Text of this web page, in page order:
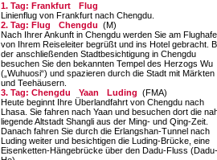
1. Tag: Frankfurt
Flug
Linienflug von Frankfurt nach Chengdu.
2. Tag: Flug
Chengdu (M)
Nach Ihrer Ankunft in Chengdu werden Sie am
von Ihrem Reiseleiter begrüßt und ins Hotel gebracht.
der anschließenden Stadt­besichtigung in Chengdu
besuchen Sie den bekannten Tempel des Herzogs Wu
(„Wuhuosi“) und spazieren durch die Stadt mit Märkten
und Teehäusern.
3. Tag: Chengdu
Yaan Luding (FMA)
Heute beginnt Ihre Überlandfahrt von Chengdu nach
Lhasa. Sie fahren nach Yaan und besuchen dort die
liegende Altstadt Shangli aus der Ming- und Qing-Zeit.
Danach fahren Sie durch die Erlangshan-Tunnel nach
Luding weiter und besichtigen die Luding-Brücke, eine
Eisenketten-Hängebrücke über den Dadu-Fluss (Dadu-